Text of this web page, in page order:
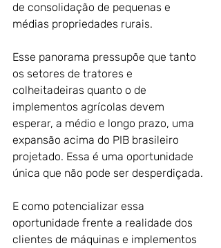
de consolidação de pequenas e
médias propriedades rurais.
Esse panorama pressupõe que tanto
os setores de tratores e
colheitadeiras quanto o de
implementos agrícolas devem
esperar, a médio e longo prazo, uma
expansão acima do PIB brasileiro
projetado. Essa é uma oportunidade
única que não pode ser desperdiçada.
E como potencializar essa
oportunidade frente a realidade dos
clientes de máquinas e implementos